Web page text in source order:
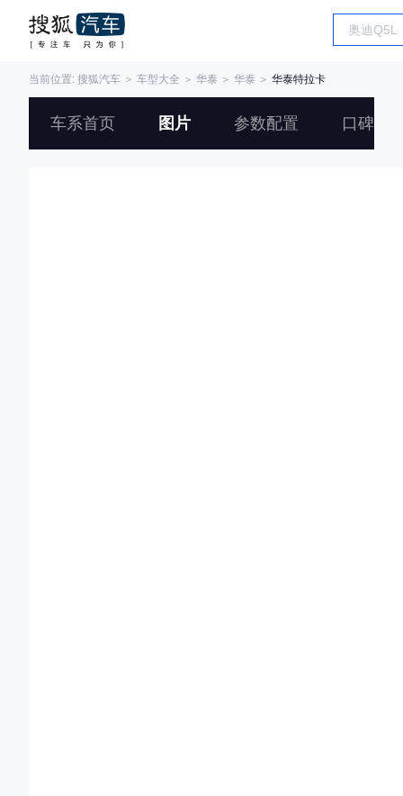
当前位置: 搜狐汽车 ＞ 车型大全 ＞ 华泰 ＞ 华泰 ＞ 华泰特拉卡
车系首页 图片 参数配置 口碑